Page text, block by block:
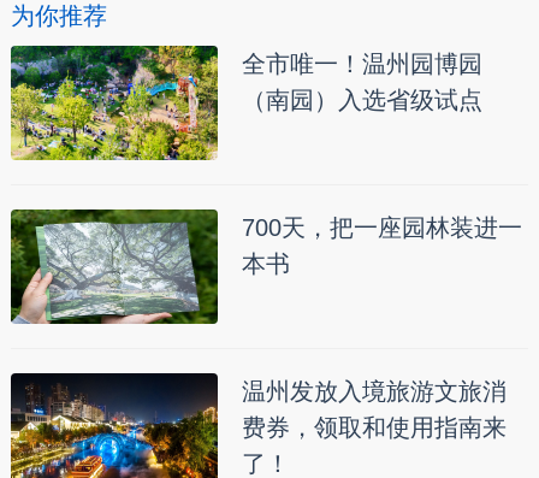
为你推荐
全市唯一！温州园博园
（南园）入选省级试点
700天，把一座园林装进一
本书
温州发放入境旅游文旅消
费券，领取和使用指南来
了！